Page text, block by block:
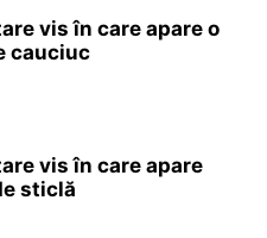
vis în care apare o
cauciuc
vis în care apare
sticlă